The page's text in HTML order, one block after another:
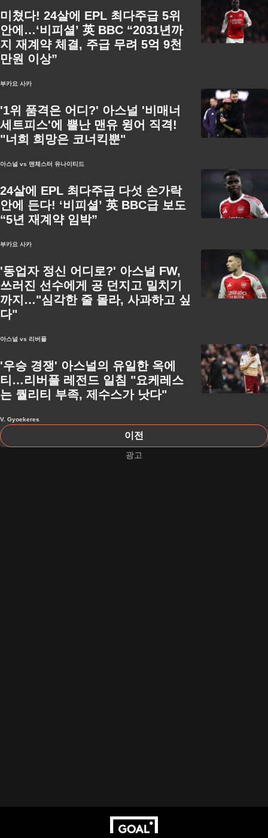
미쳤다! 24살에 EPL 최다주급 5위
안에…‘비피셜’ 英 BBC “2031년까
지 재계약 체결, 주급 무려 5억 9천
만원 이상”
부카요 사카
'1위 품격은 어디?' 아스널 '비매너
세트피스'에 뿔난 맨유 윙어 직격!
"너희 희망은 코너킥뿐"
아스널 vs 맨체스터 유나이티드
24살에 EPL 최다주급 다섯 손가락
안에 든다! ‘비피셜’ 英 BBC급 보도
“5년 재계약 임박”
부카요 사카
'동업자 정신 어디로?' 아스널 FW,
쓰러진 선수에게 공 던지고 밀치기
까지…"심각한 줄 몰라, 사과하고 싶
다"
아스널 vs 리버풀
'우승 경쟁' 아스널의 유일한 옥에
티…리버풀 레전드 일침 "요케레스
는 퀄리티 부족, 제수스가 낫다"
V. Gyoekeres
이전